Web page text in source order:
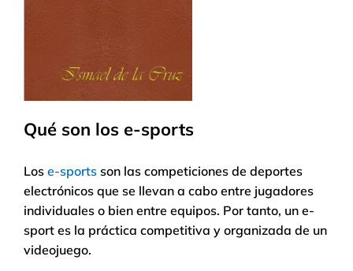
Qué son los e-sports
Los e-sports son las competiciones de deportes
electrónicos que se llevan a cabo entre jugadores
individuales o bien entre equipos. Por tanto, un e-
sport es la práctica competitiva y organizada de un
videojuego.